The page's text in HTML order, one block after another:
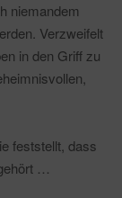
niemandem
Verzweifelt
in den Griff zu
feststellt, dass
…